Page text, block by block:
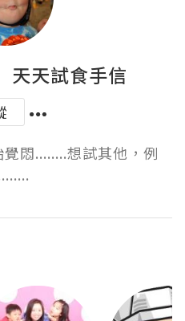
天試食手信
悶........想試其他，例